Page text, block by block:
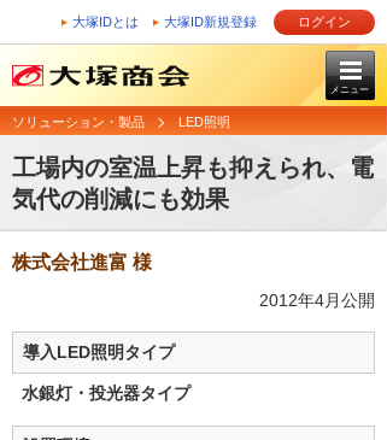
大塚IDとは 大塚ID新規登録 ログイン
メニュー
ソリューション・製品 LED照明
工場内の室温上昇も抑えられ、電
気代の削減にも効果
株式会社進富 様
2012年4月公開
導入LED照明タイプ
水銀灯・投光器タイプ